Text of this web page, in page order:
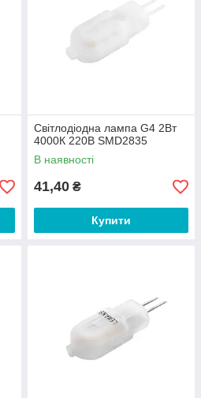
Світлодіодна лампа G4 2Вт
4000К 220В SMD2835
В наявності
41,40 ₴
Купити